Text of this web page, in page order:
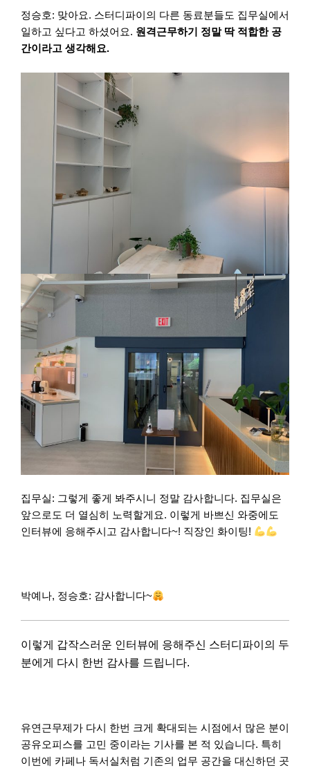
정승호: 맞아요. 스터디파이의 다른 동료분들도 집무실에서
일하고 싶다고 하셨어요. 원격근무하기 정말 딱 적합한 공
간이라고 생각해요.
집무실: 그렇게 좋게 봐주시니 정말 감사합니다. 집무실은
앞으로도 더 열심히 노력할게요. 이렇게 바쁘신 와중에도
인터뷰에 응해주시고 감사합니다~! 직장인 화이팅!
박예나, 정승호: 감사합니다~
이렇게 갑작스러운 인터뷰에 응해주신 스터디파이의 두
분에게 다시 한번 감사를 드립니다.
유연근무제가 다시 한번 크게 확대되는 시점에서 많은 분이
공유오피스를 고민 중이라는 기사를 본 적 있습니다. 특히
이번에 카페나 독서실처럼 기존의 업무 공간을 대신하던 곳